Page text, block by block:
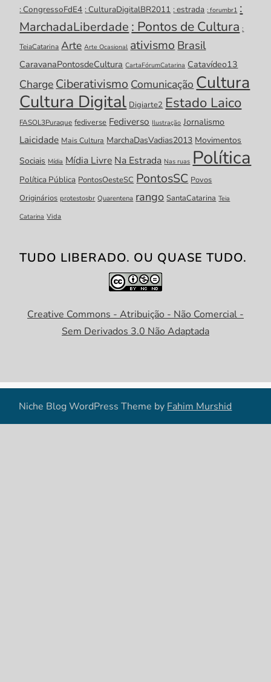
: CongressoFdE4 : CulturaDigitalBR2011 : estrada : forumbr1 :
MarchadaLiberdade : Pontos de Cultura :
TeiaCatarina Arte Arte Ocasional ativismo Brasil
CaravanaPontosdeCultura CartaFórumCatarina Catavídeo13
Charge Ciberativismo Comunicação Cultura
Cultura Digital Digiarte2 Estado Laico
FASOL3Puraque fediverse Fediverso Ilustração Jornalismo
Laicidade Mais Cultura MarchaDasVadias2013 Movimentos
Sociais Mídia Mídia Livre Na Estrada Nas ruas Política
Política Pública PontosOesteSC PontosSC Povos
Originários protestosbr Quarentena rango SantaCatarina Teia
Catarina Vida
TUDO LIBERADO. OU QUASE TUDO.
Creative Commons - Atribuição - Não Comercial -
Sem Derivados 3.0 Não Adaptada
Niche Blog WordPress Theme by Fahim Murshid